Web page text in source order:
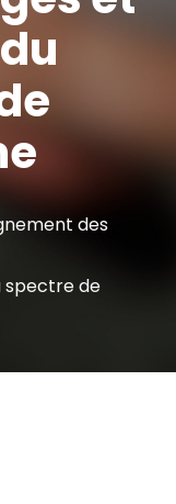
des
spectre de